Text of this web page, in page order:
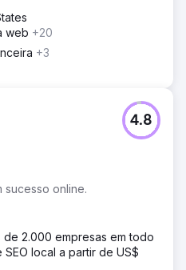
web +20
+3
sucesso online.
4.8
de 2.000 empresas em todo
local a partir de US$